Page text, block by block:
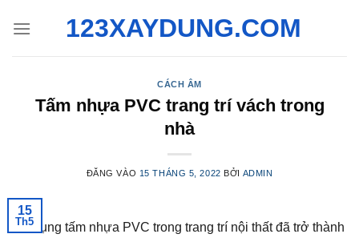
qua
123XAYDUNG.COM
CÁCH ÂM
Tấm nhựa PVC trang trí vách trong
nhà
ĐĂNG VÀO 15 THÁNG 5, 2022 BỞI ADMIN
15
Th5
Sử dụng tấm nhựa PVC trong trang trí nội thất đã trở thành